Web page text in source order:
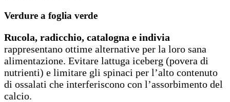
Verdure a foglia verde
Rucola, radicchio, catalogna e indivia
rappresentano ottime alternative per la loro sana
alimentazione. Evitare lattuga iceberg (povera di
nutrienti) e limitare gli spinaci per l’alto contenuto
di ossalati che interferiscono con l’assorbimento del
calcio.